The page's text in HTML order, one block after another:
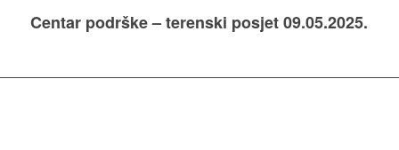
Centar podrške – terenski posjet 09.05.2025.